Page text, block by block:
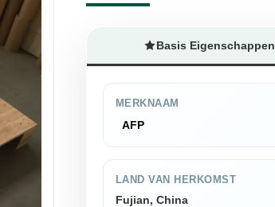
Basis Eigenschappen
MERKNAAM
AFP
LAND VAN HERKOMST
Fujian, China